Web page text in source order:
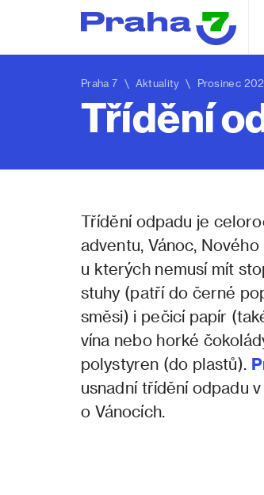
Praha 7 \ Aktuality \ Prosinec
Třídění
Třídění odpadu je
adventu, Vánoc,
u kterých nemusí mít
stuhy (patří do černé
směsi) i pečicí papír
vína nebo horké
polystyren (do plastů).
usnadní třídění odpadu
o Vánocích.